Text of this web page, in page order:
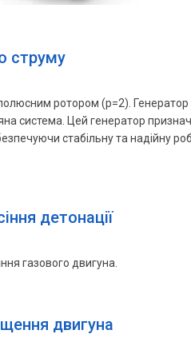
струму
ротором (p=2). Генератор
система. Цей генератор
стабільну та надійну
детонації
газового двигуна.
двигуна